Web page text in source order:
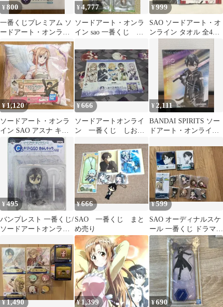
¥800
一番くじプレミアム ソ
ードアート・オンライ
ン H賞 色紙
¥4,777
ソードアート・オンラ
イン sao 一番くじ き
アスナ シリカ
¥999
SAO ソードアート・オ
ンライン タオル 全4種
¥1,120
ソードアート・オンラ
イン SAO アスナ キリ
ト 両面イラスト クッシ
ョン
¥666
ソードアートオンライ
ン 一番くじ しおり
¥ 2,111
BANDAI SPIRITS ソー
ドアート・オンライン
¥495
バンプレスト 一番くじ/
ソードアートオンライ
キリト GGO
¥666
SAO 一番くじ まと
め売り
¥599
SAO オーディナルスケ
ール 一番くじ ドラマ
CD ラバーストラップ
色紙
¥1,490 ¥1,399 ¥690